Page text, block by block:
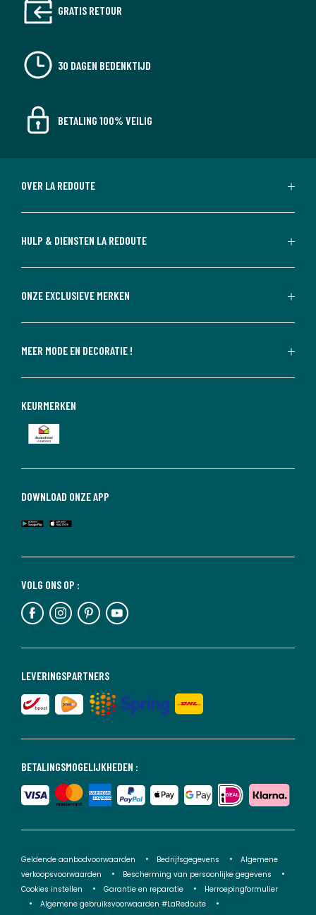
GRATIS RETOUR
30 DAGEN BEDENKTIJD
BETALING 100% VEILIG
OVER LA REDOUTE
HULP & DIENSTEN LA REDOUTE
ONZE EXCLUSIEVE MERKEN
MEER MODE EN DECORATIE !
BETALINGSMOGELIJKHEDEN :
LEVERINGSPARTNERS
VOLG ONS OP :
DOWNLOAD ONZE APP
KEURMERKEN
Geldende aanbodvoorwaarden Bedrijfsgegevens
Algemene
verkoopsvoorwaarden
Bescherming van persoonlijke gegevens
Cookies instellen
Garantie en reparatie
Herroepingformulier
Algemene gebruiksvoorwaarden #LaRedoute